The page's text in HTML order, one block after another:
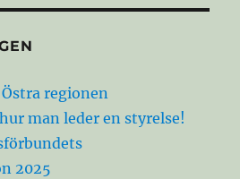
regionen
man leder en styrelse!
2025